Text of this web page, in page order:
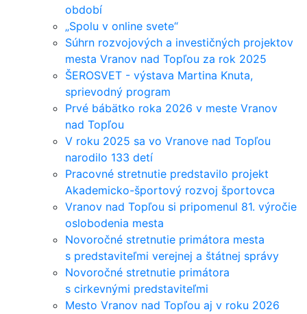
období
„Spolu v online svete“
Súhrn rozvojových a investičných projektov
mesta Vranov nad Topľou za rok 2025
ŠEROSVET - výstava Martina Knuta,
sprievodný program
Prvé bábätko roka 2026 v meste Vranov
nad Topľou
V roku 2025 sa vo Vranove nad Topľou
narodilo 133 detí
Pracovné stretnutie predstavilo projekt
Akademicko-športový rozvoj športovca
Vranov nad Topľou si pripomenul 81. výročie
oslobodenia mesta
Novoročné stretnutie primátora mesta
s predstaviteľmi verejnej a štátnej správy
Novoročné stretnutie primátora
s cirkevnými predstaviteľmi
Mesto Vranov nad Topľou aj v roku 2026